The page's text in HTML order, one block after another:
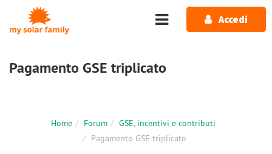
Salta al contenuto principale
Accedi
Pagamento GSE triplicato
Home Forum
GSE, incentivi e contributi
Pagamento GSE triplicato